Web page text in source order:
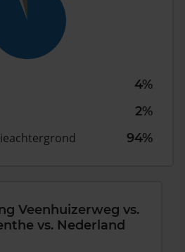
4%
2%
94%
Veenhuizerweg vs.
vs. Nederland